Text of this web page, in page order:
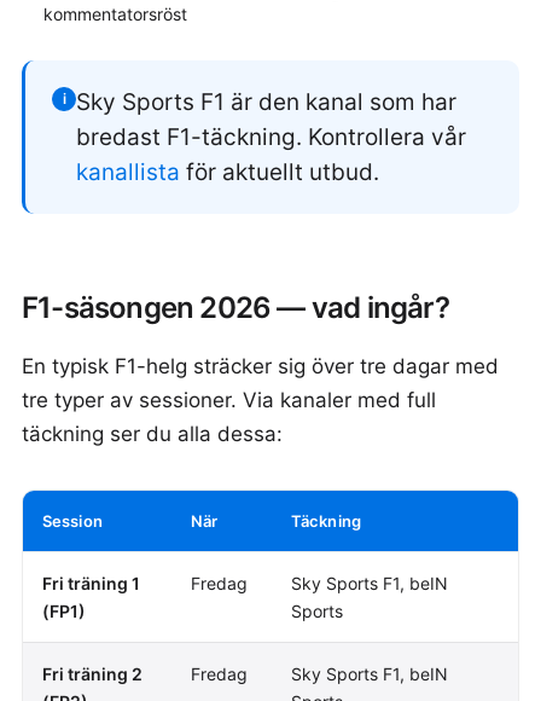
kommentatorsröst
i
Sky Sports F1 är den kanal som har
bredast F1-täckning. Kontrollera vår
kanallista för aktuellt utbud.
F1-säsongen 2026 — vad ingår?
En typisk F1-helg sträcker sig över tre dagar med
tre typer av sessioner. Via kanaler med full
täckning ser du alla dessa:
Session När Täckning
Fri träning 1
(FP1)
Fredag
Sky Sports F1, beIN
Sports
Fri träning 2
Fredag
Sky Sports F1, beIN